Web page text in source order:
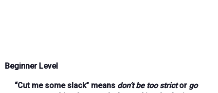
Beginner Level
“Cut me some slack” means don’t be too strictor go